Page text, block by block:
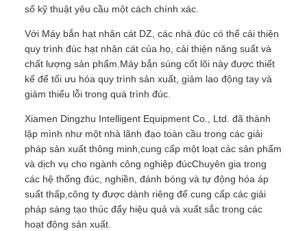
số kỹ thuật yêu cầu một cách chính xác.
Với Máy bắn hạt nhân cát DZ, các nhà đúc có thể cải thiện
quy trình đúc hạt nhân cát của họ, cải thiện năng suất và
chất lượng sản phẩm.Máy bắn súng cốt lõi này được thiết
kế để tối ưu hóa quy trình sản xuất, giảm lao động tay và
giảm thiểu lỗi trong quá trình đúc.
Xiamen Dingzhu Intelligent Equipment Co., Ltd. đã thành
lập mình như một nhà lãnh đạo toàn cầu trong các giải
pháp sản xuất thông minh,cung cấp một loạt các sản phẩm
và dịch vụ cho ngành công nghiệp đúcChuyên gia trong
các hệ thống đúc, nghiền, đánh bóng và tự động hóa áp
suất thấp,công ty được dành riêng để cung cấp các giải
pháp sáng tạo thúc đẩy hiệu quả và xuất sắc trong các
hoạt động sản xuất.